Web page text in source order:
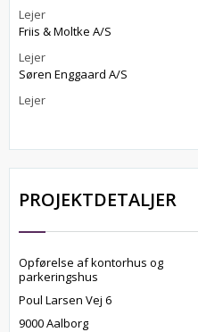
Lejer
Friis & Moltke A/S
Lejer
Søren Enggaard A/S
Lejer
PROJEKTDETALJER
Opførelse af kontorhus og
parkeringshus
Poul Larsen Vej 6
9000 Aalborg